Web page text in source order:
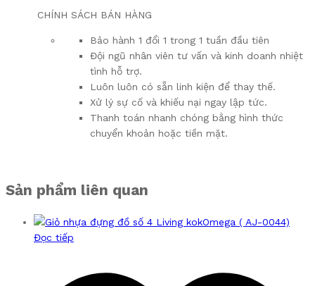
CHÍNH SÁCH BÁN HÀNG
Bảo hành 1 đổi 1 trong 1 tuần đầu tiên
Đội ngũ nhân viên tư vấn và kinh doanh nhiệt
tình hỗ trợ.
Luôn luôn có sẵn linh kiện để thay thế.
Xử lý sự cố và khiếu nại ngay lập tức.
Thanh toán nhanh chóng bằng hình thức
chuyển khoản hoặc tiền mặt.
Sản phẩm liên quan
Đọc tiếp